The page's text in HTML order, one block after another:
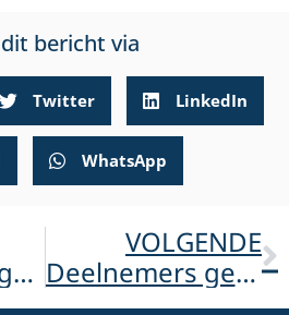
bericht via
Twitter LinkedIn
WhatsApp
Geslaagde lotgenotenbijeenkomst april 2022
VOLGENDE
Deelnemers gezocht